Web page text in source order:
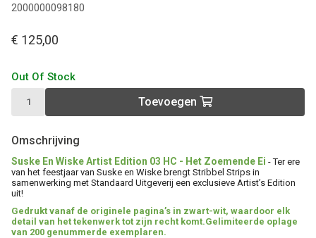
2000000098180
€ 125,00
Out Of Stock
Toevoegen
Omschrijving
Suske En Wiske Artist Edition 03 HC - Het Zoemende Ei - Ter ere
van het feestjaar van Suske en Wiske brengt Stribbel Strips in
samenwerking met Standaard Uitgeverij een exclusieve Artist’s Edition
uit!
Gedrukt vanaf de originele pagina’s in zwart-wit, waardoor elk
detail van het tekenwerk tot zijn recht komt.Gelimiteerde oplage
van 200 genummerde exemplaren.